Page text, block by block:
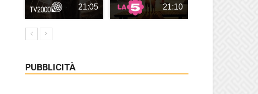
21:05 21:10
PUBBLICITÀ